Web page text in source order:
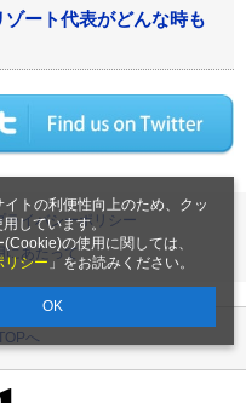
トの利便性向上のため、クッ
しています。
の使用に関しては、
リシー 」をお読みください。
OK
ート代表がどんな時も
ライバシーポリシー
にあたって
へ